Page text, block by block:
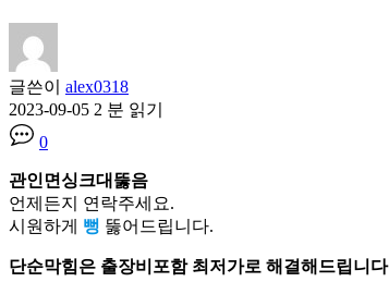
글쓴이 alex0318
2023-09-05 2 분 읽기
0
관인면싱크대뚫음
언제든지 연락주세요.
시원하게 뻥 뚫어드립니다.
단순막힘은 출장비포함 최저가로 해결해드립니다